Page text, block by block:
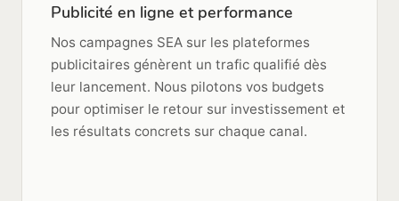
Publicité en ligne et performance
Nos campagnes SEA sur les plateformes
publicitaires génèrent un trafic qualifié dès
leur lancement. Nous pilotons vos budgets
pour optimiser le retour sur investissement et
les résultats concrets sur chaque canal.